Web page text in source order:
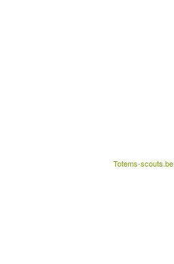
Totems-scouts.be